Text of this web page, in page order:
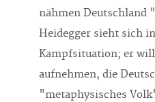
nähmen Deutschland
Heidegger sieht sich
Kampfsituation; er
aufnehmen, die
"metaphysisches